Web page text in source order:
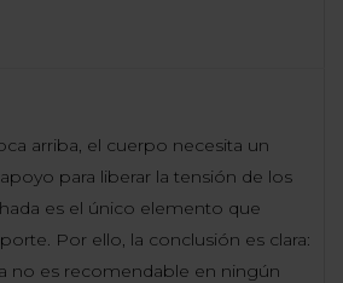
arriba, el cuerpo necesita un
para liberar la tensión de los
es el único elemento que
Por ello, la conclusión es clara:
no es recomendable en ningún